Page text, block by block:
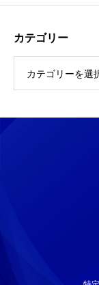
カテゴリー
カテゴリーを選